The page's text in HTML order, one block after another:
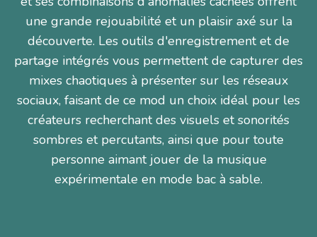
une grande rejouabilité et un plaisir axé sur la
découverte. Les outils d'enregistrement et de
partage intégrés vous permettent de capturer des
mixes chaotiques à présenter sur les réseaux
sociaux, faisant de ce mod un choix idéal pour les
créateurs recherchant des visuels et sonorités
sombres et percutants, ainsi que pour toute
personne aimant jouer de la musique
expérimentale en mode bac à sable.